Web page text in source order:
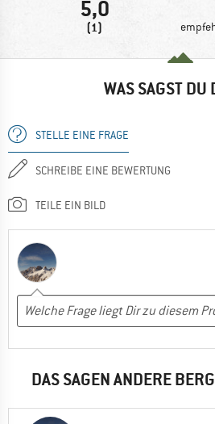
5,0
(1)
WAS SAGST DU
STELLE EINE FRAGE
SCHREIBE EINE BEWERTUNG
TEILE EIN BILD
DAS SAGEN ANDERE